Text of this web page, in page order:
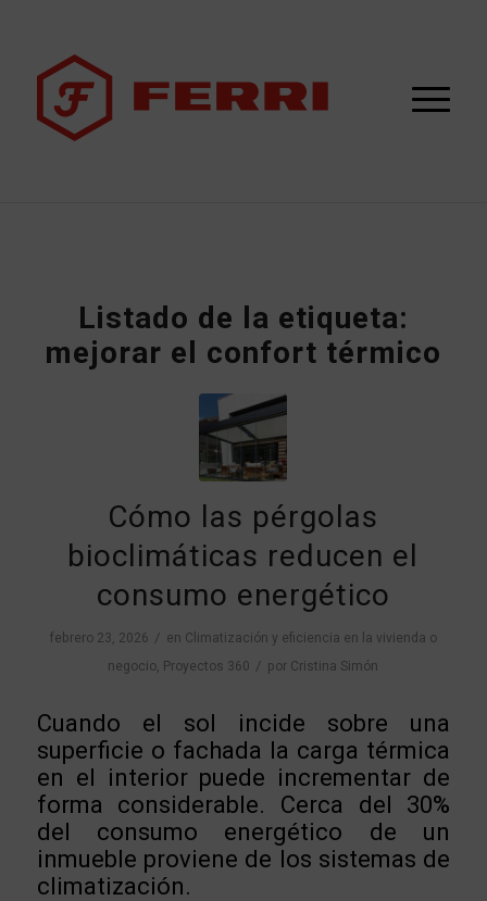
Listado de la etiqueta:
mejorar el confort térmico
Cómo las pérgolas
bioclimáticas reducen el
consumo energético
febrero 23, 2026 / en Climatización y eficiencia en la vivienda o
negocio, Proyectos 360 / por Cristina Simón
Cuando el sol incide sobre una
superficie o fachada la carga térmica
en el interior puede incrementar de
forma considerable. Cerca del 30%
del consumo energético de un
inmueble proviene de los sistemas de
climatización.